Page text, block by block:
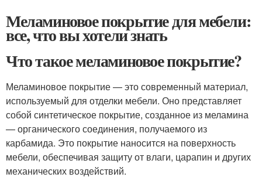
Меламиновое покрытие для мебели:
все, что вы хотели знать
Что такое меламиновое покрытие?
Меламиновое покрытие — это современный материал,
используемый для отделки мебели. Оно представляет
собой синтетическое покрытие, созданное из меламина
— органического соединения, получаемого из
карбамида. Это покрытие наносится на поверхность
мебели, обеспечивая защиту от влаги, царапин и других
механических воздействий.